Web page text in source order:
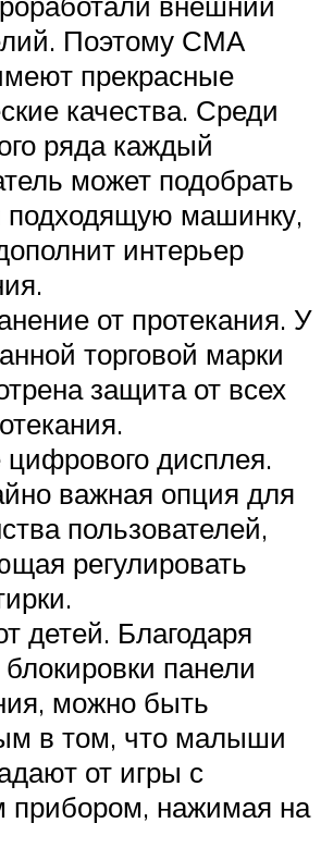
Поэтому СМА
прекрасные
качества. Среди
ряда каждый
может подобрать
подходящую машинку,
интерьер
от протекания. У
торговой марки
защита от всех
дисплея.
важная опция для
пользователей,
регулировать
детей. Благодаря
панели
можно быть
в том, что малыши
от игры с
прибором, нажимая на